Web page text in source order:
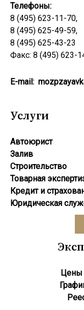
Телефоны:
8 (495) 623-11-70,
8 (495) 625-49-59,
8 (495) 625-43-23
Факс: 8 (495) 623-
E-mail:
Услуги
Автоюрист
Залив
Строительство
Товарная
Кредит и
Юридическая
Цены